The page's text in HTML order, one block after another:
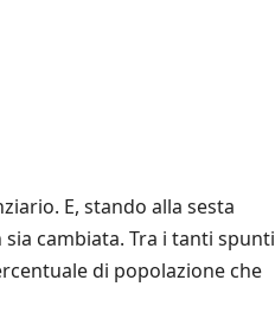
E, stando alla sesta
cambiata. Tra i tanti spunti
di popolazione che